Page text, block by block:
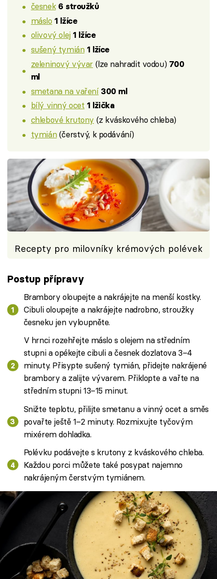
česnek 6 stroužků
máslo 1 lžíce
olivový olej 1 lžíce
sušený tymián 1 lžíce
zeleninový vývar (lze nahradit vodou) 700
ml
smetana na vaření 300 ml
bílý vinný ocet 1 lžička
chlebové krutony (z kváskového chleba)
tymián(čerstvý, k podávání)
Recepty pro milovníky krémových polévek
Postup přípravy
Brambory oloupejte a nakrájejte na menší kostky.
Cibuli oloupejte a nakrájejte nadrobno, stroužky
česneku jen vyloupněte.
V hrnci rozehřejte máslo s olejem na středním
stupni a opékejte cibuli a česnek dozlatova 3–4
minuty. Přisypte sušený tymián, přidejte nakrájené
brambory a zalijte vývarem. Přiklopte a vařte na
středním stupni 13–15 minut.
Snižte teplotu, přilijte smetanu a vinný ocet a směs
povařte ještě 1–2 minuty. Rozmixujte tyčovým
mixérem dohladka.
Polévku podávejte s krutony z kváskového chleba.
Každou porci můžete také posypat najemno
nakrájeným čerstvým tymiánem.